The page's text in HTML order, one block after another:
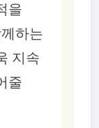
을
하는
지속
줄